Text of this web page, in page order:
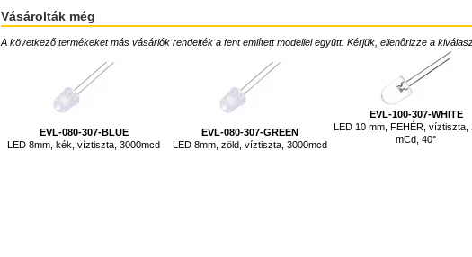
Vásárolták még
A következő termékeket más vásárlók rendelték a fent említett modellel együtt. Kérjük, ellenőrizze a
EVL-080-307-BLUE
LED 8mm, kék, víztiszta, 3000mcd
EVL-080-307-GREEN
LED 8mm, zöld, víztiszta, 3000mcd
EVL-100-307-WHITE
LED 10 mm, FEHÉR, víztiszta,
mCd, 40°